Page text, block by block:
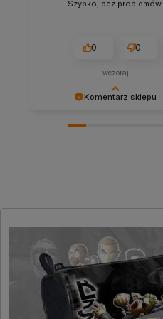
Komentarz sklepu
Szybko, bez problemów.
0 0
wczoraj